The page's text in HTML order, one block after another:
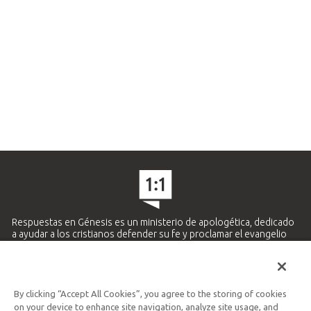
Respuestas en Génesis es un ministerio de apologética, dedicado
a ayudar a los cristianos defender su fe y proclamar el evangelio
Ministerio Hispano y Latinoamericano
By clicking “Accept All Cookies”, you agree to the storing of cookies
on your device to enhance site navigation, analyze site usage, and